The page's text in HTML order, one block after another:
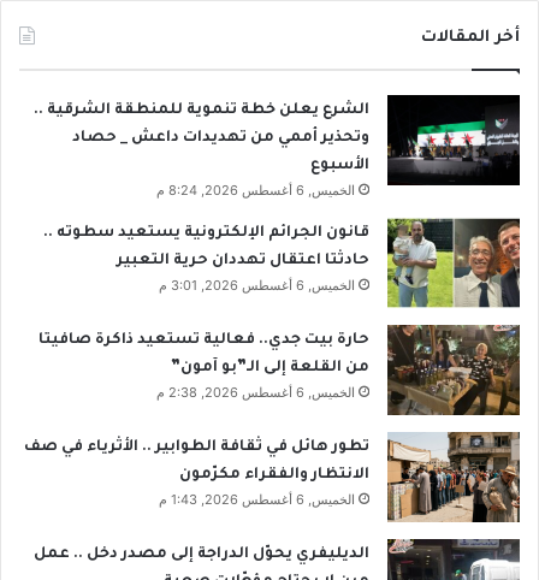
أخر المقالات
الشرع يعلن خطة تنموية للمنطقة الشرقية ..
وتحذير أممي من تهديدات داعش _ حصاد
الأسبوع
الخميس, 6 أغسطس 2026, 8:24 م
قانون الجرائم الإلكترونية يستعيد سطوته ..
حادثتا اعتقال تهددان حرية التعبير
الخميس, 6 أغسطس 2026, 3:01 م
حارة بيت جدي.. فعالية تستعيد ذاكرة صافيتا
من القلعة إلى الـ”بو آمون”
الخميس, 6 أغسطس 2026, 2:38 م
تطور هائل في ثقافة الطوابير .. الأثرياء في صف
الانتظار والفقراء مكرّمون
الخميس, 6 أغسطس 2026, 1:43 م
الديليفري يحوّل الدراجة إلى مصدر دخل .. عمل